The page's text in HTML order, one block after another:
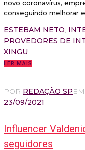
novo coronavírus,
conseguindo melhorar
ESTEBAM NETO,
PROVEDORES DE
XINGU
LER MAIS
POR REDAÇÃO SPEM
23/09/2021
Influencer
seguidores